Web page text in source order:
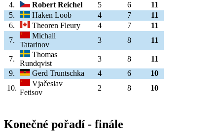
4.
Robert Reichel 5 6
11
5.
Haken Loob 4 7
11
6.
Theoren Fleury 4 7
11
7.
Michail
Tatarinov
3 8 11
7.
Thomas
Rundqvist
3 8
11
9.
Gerd Truntschka 4 6
10
10.
Vjačeslav
Fetisov
2 8 10
Konečné pořadí - finále